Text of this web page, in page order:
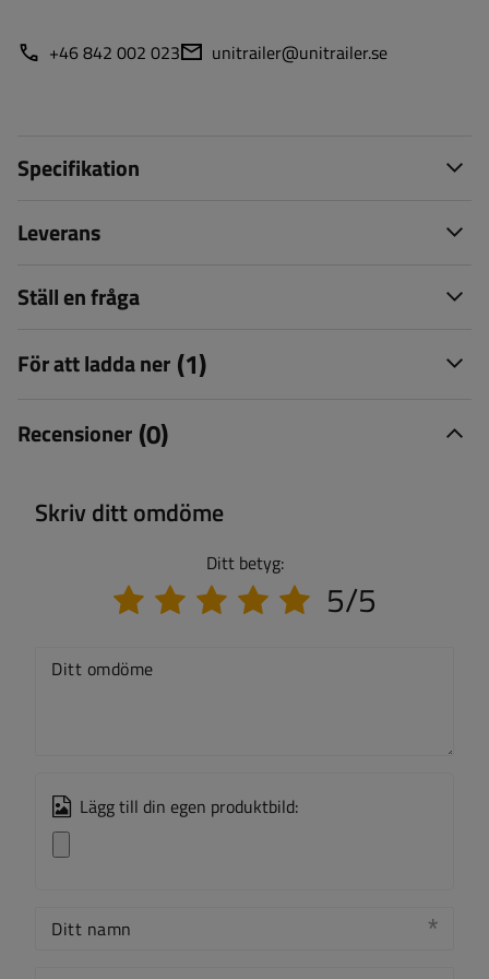
+46 842 002 023 unitrailer@unitrailer.se
Specifikation
Leverans
Ställ en fråga
För att ladda ner (1)
Recensioner (0)
Skriv ditt omdöme
Ditt betyg:
5/5
Ditt omdöme
Lägg till din egen produktbild:
Ditt namn